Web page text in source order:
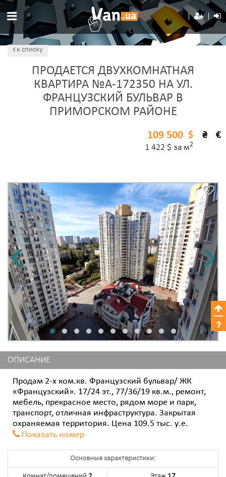
к списку
ПРОДАЕТСЯ ДВУХКОМНАТНАЯ
КВАРТИРА №A-172350 НА УЛ.
ФРАНЦУЗСКИЙ БУЛЬВАР В
ПРИМОРСКОМ РАЙОНЕ
$ ₴ €
109 500
1 422 $ за м2
ОПИСАНИЕ
Продам 2-х ком.кв. Французский бульвар/ ЖК
«Французский». 17/24 эт., 77/36/19 кв.м., ремонт,
мебель, прекрасное место, рядом море и парк,
транспорт, отличная инфраструктура. Закрытая
охраняемая территория. Цена 109.5 тыс. у.е.
Показать номер
Основные характеристики: